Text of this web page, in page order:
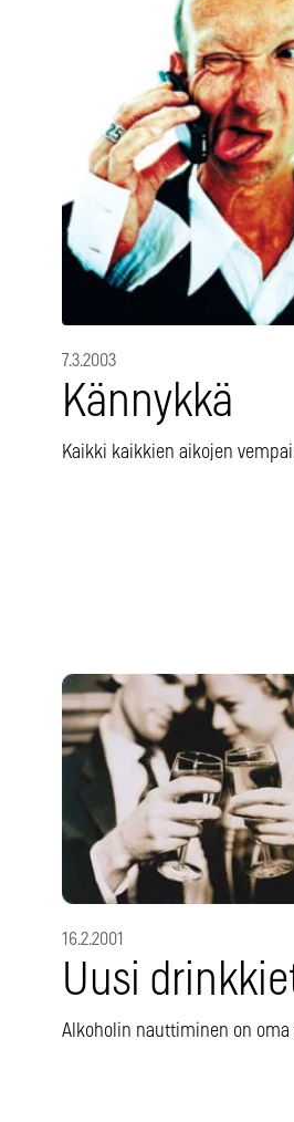
7.3.2003
Kännykkä
Kaikki kaikkien aikojen
16.2.2001
Uusi
Alkoholin nauttiminen on oma